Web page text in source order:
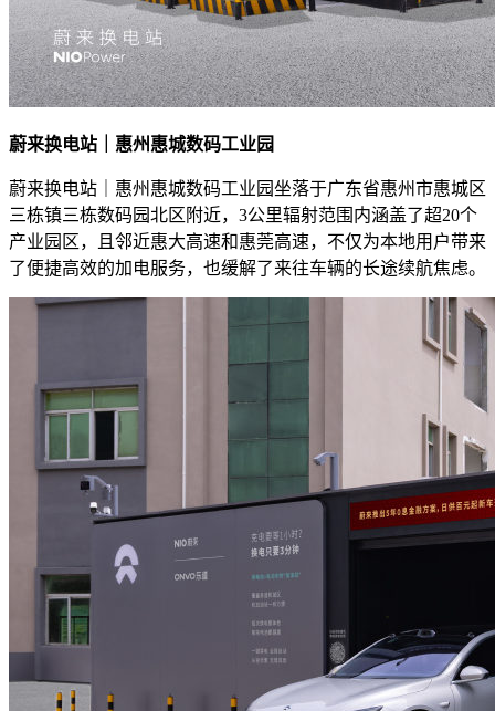
蔚来换电站｜惠州惠城数码工业园
蔚来换电站｜惠州惠城数码工业园坐落于广东省惠州市惠城区
三栋镇三栋数码园北区附近，3公里辐射范围内涵盖了超20个
产业园区，且邻近惠大高速和惠莞高速，不仅为本地用户带来
了便捷高效的加电服务，也缓解了来往车辆的长途续航焦虑。